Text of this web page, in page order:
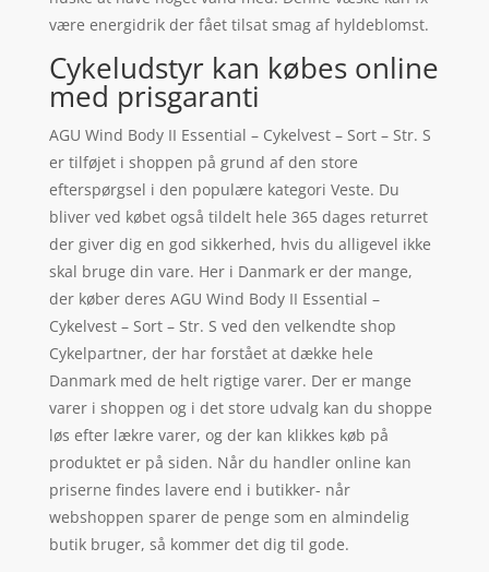
være energidrik der fået tilsat smag af hyldeblomst.
Cykeludstyr kan købes online
med prisgaranti
AGU Wind Body II Essential – Cykelvest – Sort – Str. S
er tilføjet i shoppen på grund af den store
efterspørgsel i den populære kategori Veste. Du
bliver ved købet også tildelt hele 365 dages returret
der giver dig en god sikkerhed, hvis du alligevel ikke
skal bruge din vare. Her i Danmark er der mange,
der køber deres AGU Wind Body II Essential –
Cykelvest – Sort – Str. S ved den velkendte shop
Cykelpartner, der har forstået at dække hele
Danmark med de helt rigtige varer. Der er mange
varer i shoppen og i det store udvalg kan du shoppe
løs efter lækre varer, og der kan klikkes køb på
produktet er på siden. Når du handler online kan
priserne findes lavere end i butikker- når
webshoppen sparer de penge som en almindelig
butik bruger, så kommer det dig til gode.